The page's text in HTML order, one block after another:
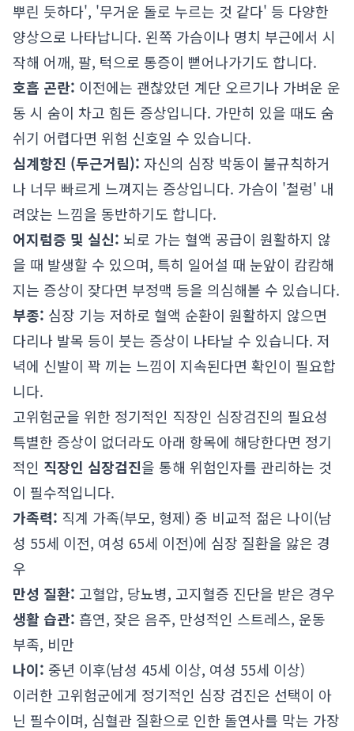
뿌린 듯하다', '무거운 돌로 누르는 것 같다' 등 다양한
양상으로 나타납니다. 왼쪽 가슴이나 명치 부근에서 시
작해 어깨, 팔, 턱으로 통증이 뻗어나가기도 합니다.
호흡 곤란: 이전에는 괜찮았던 계단 오르기나 가벼운 운
동 시 숨이 차고 힘든 증상입니다. 가만히 있을 때도 숨
쉬기 어렵다면 위험 신호일 수 있습니다.
심계항진 (두근거림): 자신의 심장 박동이 불규칙하거
나 너무 빠르게 느껴지는 증상입니다. 가슴이 '철렁' 내
려앉는 느낌을 동반하기도 합니다.
어지럼증 및 실신: 뇌로 가는 혈액 공급이 원활하지 않
을 때 발생할 수 있으며, 특히 일어설 때 눈앞이 캄캄해
지는 증상이 잦다면 부정맥 등을 의심해볼 수 있습니다.
부종: 심장 기능 저하로 혈액 순환이 원활하지 않으면
다리나 발목 등이 붓는 증상이 나타날 수 있습니다. 저
녁에 신발이 꽉 끼는 느낌이 지속된다면 확인이 필요합
니다.
고위험군을 위한 정기적인 직장인 심장검진의 필요성
특별한 증상이 없더라도 아래 항목에 해당한다면 정기
적인 직장인 심장검진을 통해 위험인자를 관리하는 것
이 필수적입니다.
가족력: 직계 가족(부모, 형제) 중 비교적 젊은 나이(남
성 55세 이전, 여성 65세 이전)에 심장 질환을 앓은 경
우
만성 질환: 고혈압, 당뇨병, 고지혈증 진단을 받은 경우
생활 습관: 흡연, 잦은 음주, 만성적인 스트레스, 운동
부족, 비만
나이: 중년 이후(남성 45세 이상, 여성 55세 이상)
이러한 고위험군에게 정기적인 심장 검진은 선택이 아
닌 필수이며, 심혈관 질환으로 인한 돌연사를 막는 가장